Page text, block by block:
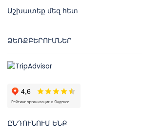
Աշխատեք մեզ հետ
ՁԵՌՔԲԵՐՈՒՄՆԵՐ
ԸՆԴՈՒՆՈՒՄ ԵՆՔ